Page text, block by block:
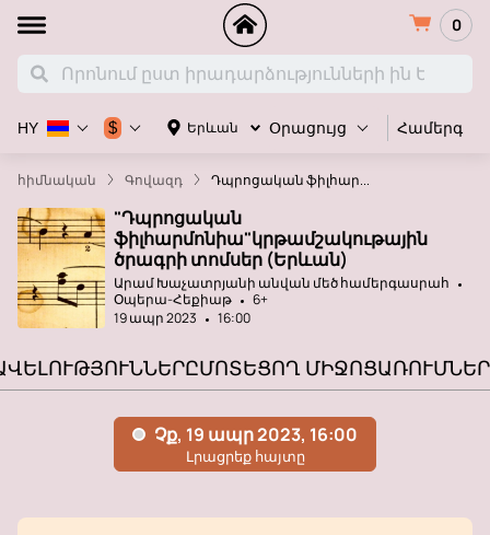
0
Երևան Օրացույց Համերգ
HY $
հիմնական Գովազդ Դպրոցական ֆիլհար...
"Դպրոցական
ֆիլհարմոնիա"կրթամշակութային
ծրագրի տոմսեր (Երևան)
Արամ Խաչատրյանի անվան մեծ համերգասրահ
Օպերա-Հեքիաթ
6+
19 ապր 2023
16:00
ՄՈՏԵՑՈՂ ՄԻՋՈՑԱՌՈՒՄՆԵՐ